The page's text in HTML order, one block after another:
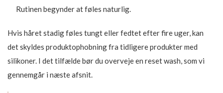
Rutinen begynder at føles naturlig.
Hvis håret stadig føles tungt eller fedtet efter fire uger, kan
det skyldes produktophobning fra tidligere produkter med
silikoner. I det tilfælde bør du overveje en reset wash, som vi
gennemgår i næste afsnit.